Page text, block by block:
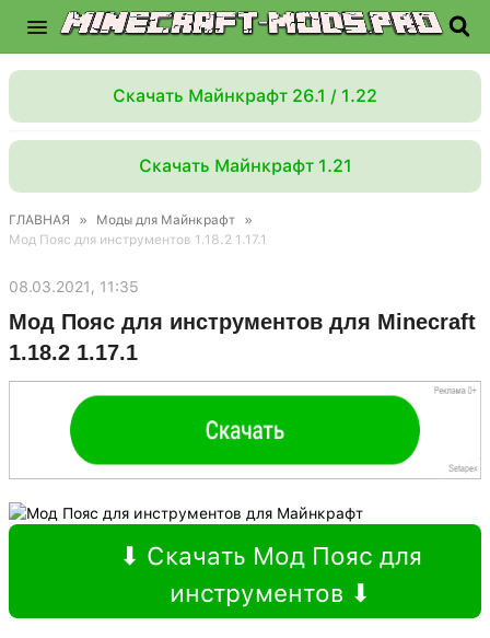
Скачать Майнкрафт 26.1 / 1.22
Скачать Майнкрафт 1.21
ГЛАВНАЯ » Моды для Майнкрафт
»
Мод Пояс для инструментов 1.18.2 1.17.1
08.03.2021, 11:35
Мод Пояс для инструментов для Minecraft
1.18.2 1.17.1
⬇ Скачать Мод Пояс для
инструментов ⬇